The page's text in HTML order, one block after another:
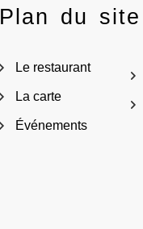
Plan du site
Le restaurant
La carte
Événements